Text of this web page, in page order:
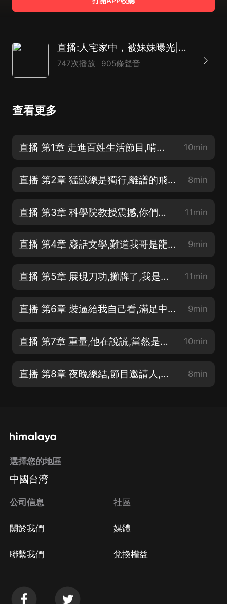
直播:人宅家中，被妹妹曝光|爆笑|爽文|都市|腦洞
747次播放 905條聲音
查看更多
直播 第1章 走進百姓生活節目,啃老青年!(新書上架♥️求五星好評支持) 10min
直播 第2章 猛獸總是獨行,離譜的飛行器!(烙鐵們♥️求月票訂閱互動) 8min
直播 第3章 科學院教授震撼,你們干嘛呢,坐啊(♥️求月票訂閱互動♥️) 11min
直播 第4章 廢話文學,難道我哥是龍王!(新書上架♥️求五星好評支持) 9min
直播 第5章 展現刀功,攤牌了,我是廚藝天才!(烙鐵們♥️求月票訂閱互動) 11min
直播 第6章 裝逼給我自己看,滿足中二心理!(♥️求月票訂閱互動♥️) 9min
直播 第7章 重量,他在說謊,當然是慣著他啊!(新書上架♥️求月票) 10min
直播 第8章 夜晚總結,節目邀請人,國宴廚師!(新書上架♥️求五星好評支持) 8min
選擇您的地區
中國台湾
公司信息
關於我們
聯繫我們
社區
媒體
兌換權益